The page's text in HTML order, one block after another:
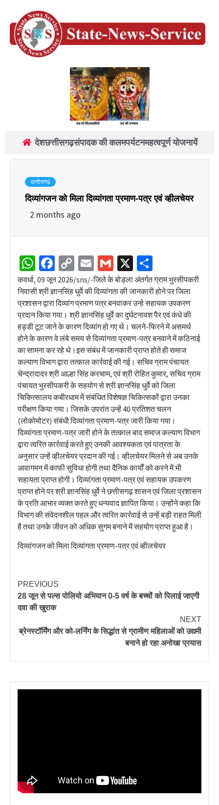
देशछत्तीसगढ़संपादक की कलमपर्यटनमहत्वपूर्ण योजनायें
छत्तीसगढ़
दिव्यांगजन को मिला दिव्यांगता प्रमाण-पत्र एवं व्हीलचेयर
2 months ago
WhatsApp
Facebook
Copy
Link
EmailGmail
X
कवर्धा, 09 जून 2026/sns/-जिले के बोड़ला अंतर्गत ग्राम भुरसीपकरी
निवासी श्री ज्ञानसिंह धुर्वे की दिव्यांगता की जानकारी होने पर जिला
प्रशासन द्वारा दिव्यांग प्रमाण पत्र बनवाकर उन्हे सहायक उपकरण
प्रदान किया गया। श्री ज्ञानसिंह धुर्वे का दुर्घटनावश पैर एवं कंधे की
हड्डी टूट जाने के कारण दिव्यांग हो गए थे। चलने-फिरने में असमर्थ
होने के कारण वे लंबे समय से दिव्यांगता प्रमाण-पत्र बनवाने में कठिनाई
का सामना कर रहे थे।इस संबंध में जानकारी प्राप्त होते ही समाज
कल्याण विभाग द्वारा तत्काल कार्रवाई की गई। सचिव ग्राम पंचायत
चेन्द्रादादर श्री आल्हा सिंह करचाम, एवं श्री रोहित कुमार, सचिव ग्राम
पंचायत भुरसीपकरी के सहयोग से श्री ज्ञानसिंह धुर्वे को जिला
चिकित्सालय कबीरधाम में संबंधित विशेषज्ञ चिकित्सकों द्वारा उनका
परीक्षण किया गया। जिसके उपरांत उन्हें 40 प्रतिशत चलन
(लोकोमोटर) संबंधी दिव्यांगता प्रमाण-पत्र जारी किया गया।
दिव्यांगता प्रमाण-पत्र जारी होने के तत्काल बाद समाज कल्याण विभाग
द्वारा त्वरित कार्रवाई करते हुए उनकी आवश्यकता एवं पात्रता के
अनुसार उन्हें व्हीलचेयर प्रदान की गई। व्हीलचेयर मिलने से अब उनके
आवागमन में काफी सुविधा होगी तथा दैनिक कार्यों को करने में भी
सहायता प्राप्त होगी। दिव्यांगता प्रमाण-पत्र एवं सहायक उपकरण
प्राप्त होने पर श्री ज्ञानसिंह धुर्वे ने छत्तीसगढ़ शासन एवं जिला प्रशासन
के प्रति आभार व्यक्त करते हुए धन्यवाद ज्ञापित किया। उन्होंने कहा कि
विभाग की संवेदनशील पहल और त्वरित कार्रवाई से उन्हें बड़ी राहत मिली
है तथा उनके जीवन को अधिक सुगम बनाने में सहयोग प्राप्त हुआ है।
दिव्यांगजन को मिला दिव्यांगता प्रमाण-पत्र एवं व्हीलचेयर
PREVIOUS
28 जून से पल्स पोलियो अभियान 0-5 वर्ष के बच्चों को पिलाई जाएगी
दवा की खुराक
NEXT
ब्रेनस्टॉर्मिंग और को-लर्निंग के सिद्धांत से ग्रामीण महिलाओं को उद्यमी
बनाने हो रहा अनोखा प्रयास